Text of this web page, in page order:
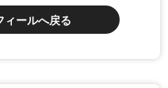
ィールへ戻る